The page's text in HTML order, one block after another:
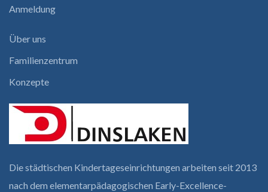
Anmeldung
Über uns
Familienzentrum
Konzepte
Die städtischen Kindertages­einrichtungen arbeiten seit 2013
nach dem elementar­pädagogischen Early-Excellence-